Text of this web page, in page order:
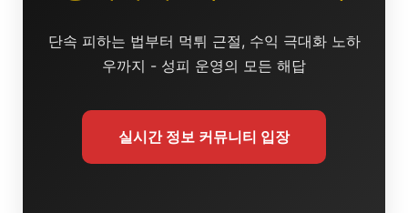
단속 피하는 법부터 먹튀 근절, 수익 극대화 노하
우까지 - 성피 운영의 모든 해답
실시간 정보 커뮤니티 입장